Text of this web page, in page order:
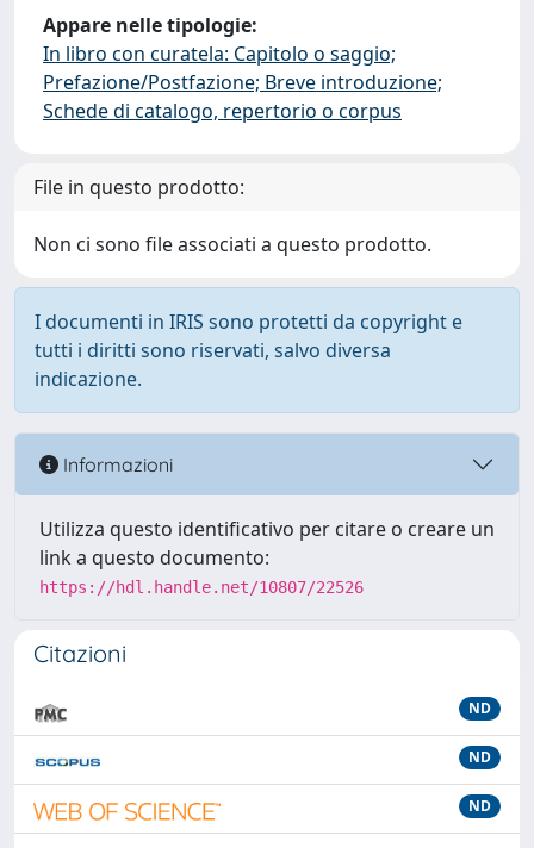
Appare nelle tipologie:
In libro con curatela: Capitolo o saggio;
Prefazione/Postfazione; Breve introduzione;
Schede di catalogo, repertorio o corpus
File in questo prodotto:
Non ci sono file associati a questo prodotto.
I documenti in IRIS sono protetti da copyright e
tutti i diritti sono riservati, salvo diversa
indicazione.
Informazioni
Utilizza questo identificativo per citare o creare un
link a questo documento:
https://hdl.handle.net/10807/22526
Citazioni
ND
ND
ND